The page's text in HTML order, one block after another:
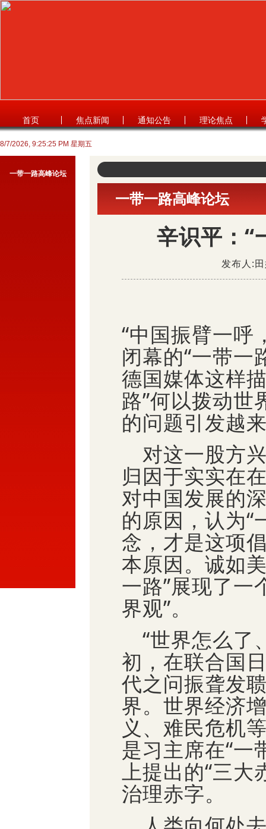
首页 焦点新闻 通知公告 理论焦点
8/7/2026, 9:25:26 PM 星期五
一带一路高峰论坛
一带一路高峰论坛
辛识平：“
发布人:
“中国振臂一呼
闭幕的“一带一
德国媒体这样
路”何以拨动世
的问题引发越
对这一股方
归因于实实在
对中国发展的
的原因，认为“
念，才是这项
本原因。诚如
一路”展现了一
界观”。
“世界怎么了
初，在联合国
代之问振聋发
界。世界经济
义、难民危机
是习主席在“一
上提出的“三
治理赤字。